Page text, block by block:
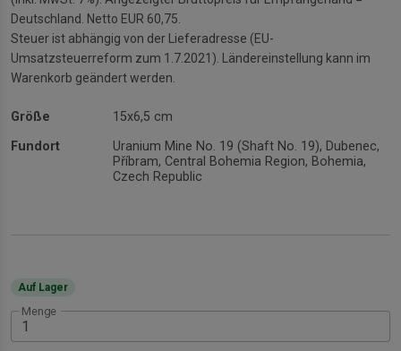
Deutschland. Netto EUR 60,75.
Steuer ist abhängig von der Lieferadresse (EU-
Umsatzsteuerreform zum 1.7.2021). Ländereinstellung kann im
Warenkorb geändert werden.
Größe
15x6,5 cm
Fundort
Uranium Mine No. 19 (Shaft No. 19), Dubenec,
Příbram, Central Bohemia Region, Bohemia,
Czech Republic
Auf Lager
Menge